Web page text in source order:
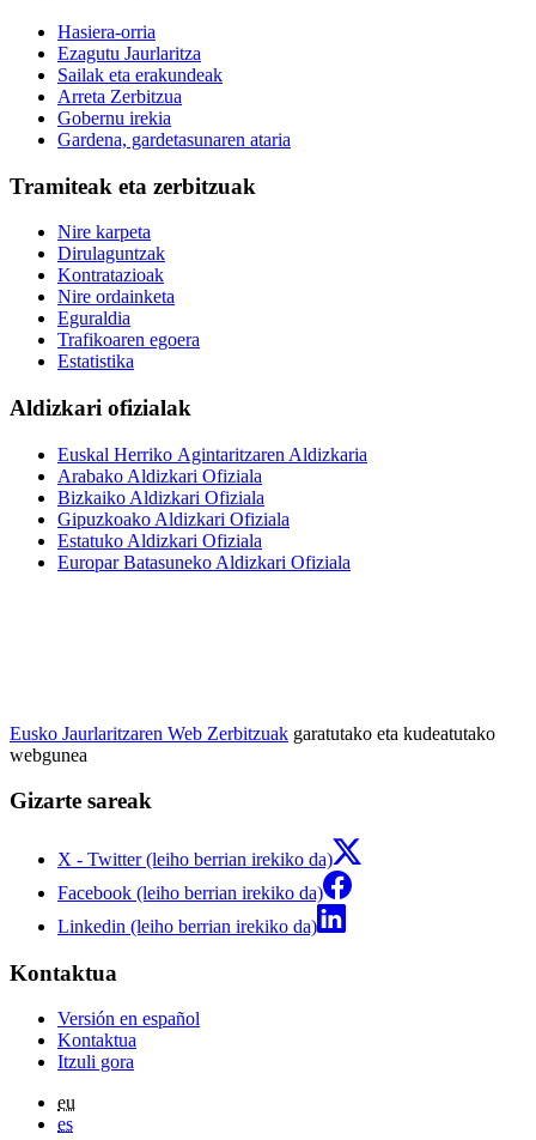
Hasiera-orria
Ezagutu Jaurlaritza
Sailak eta erakundeak
Arreta Zerbitzua
Gobernu irekia
Gardena, gardetasunaren ataria
Tramiteak eta zerbitzuak
Nire karpeta
Dirulaguntzak
Kontratazioak
Nire ordainketa
Eguraldia
Trafikoaren egoera
Estatistika
Aldizkari ofizialak
Euskal Herriko Agintaritzaren Aldizkaria
Arabako Aldizkari Ofiziala
Bizkaiko Aldizkari Ofiziala
Gipuzkoako Aldizkari Ofiziala
Estatuko Aldizkari Ofiziala
Europar Batasuneko Aldizkari Ofiziala
Eusko Jaurlaritzaren Web Zerbitzuak garatutako eta kudeatutako
webgunea
Gizarte sareak
X - Twitter (leiho berrian irekiko da)
Facebook (leiho berrian irekiko da)
Linkedin (leiho berrian irekiko da)
Kontaktua
Versión en español
Kontaktua
Itzuli gora
eu
es